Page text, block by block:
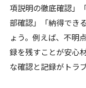
項説明の徹底確認」
部確認」「納得でき
ょう。例えば、不明
録を残すことが安心
な確認と記録がトラ